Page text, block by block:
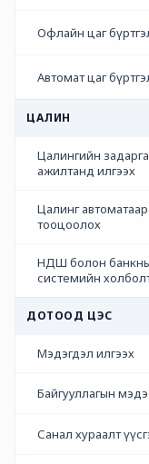
Офлайн цаг
Автомат цаг
ЦАЛИН
Цалингийн
ажилтанд илгээх
Цалинг автоматаар
тооцоолох
НДШ болон
системийн
ДОТООД ЦЭС
Мэдэгдэл илгээх
Байгууллагын
Санал хураалт